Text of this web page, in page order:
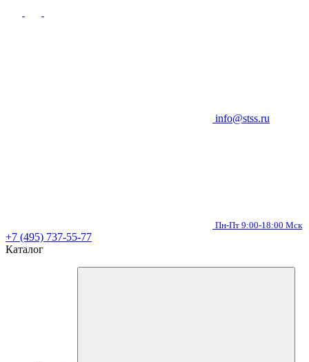
info@stss.ru
Пн-Пт 9:00-18:00 Мск
+7 (495) 737-55-77
Каталог